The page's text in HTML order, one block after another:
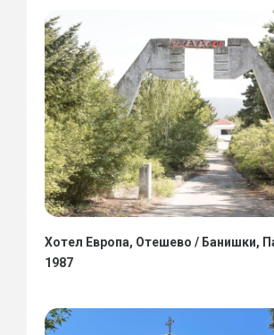
Хотел Европа, Отешево / Банишки,
1987